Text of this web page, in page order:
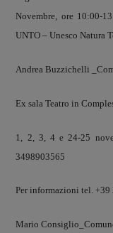
Novembre, ore 10:00-
UNTO – Unesco Natura
Andrea Buzzichelli
Ex sala Teatro in
1, 2, 3, 4 e 24-25
3498903565
Per informazioni tel. +39
Mario